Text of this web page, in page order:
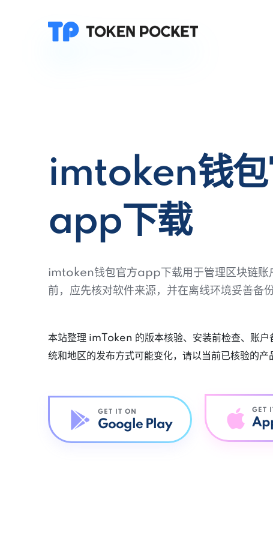
imtoken钱包
app下载
imtoken钱包官方app下载用于管理区块链账
前，应先核对软件来源，并在离线环境妥善备份
本站整理 imToken 的版本核验、安装前检查、账户
统和地区的发布方式可能变化，请以当前已核验的产
GET IT ON
Google Play
GET